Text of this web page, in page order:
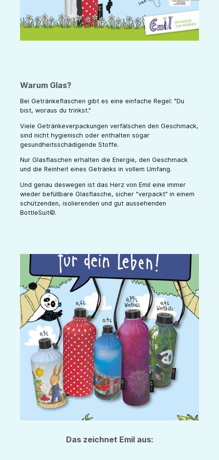
Warum Glas?
Bei Getränkeflaschen gibt es eine einfache Regel: "Du
bist, woraus du trinkst."
Viele Getränkeverpackungen verfälschen den Geschmack,
sind nicht hygienisch oder enthalten sogar
gesundheitsschädigende Stoffe.
Nur Glasflaschen erhalten die Energie, den Geschmack
und die Reinheit eines Getränks in vollem Umfang.
Und genau deswegen ist das Herz von Emil eine immer
wieder befüllbare Glasflasche, sicher "verpackt" in einem
schützenden, isolierenden und gut aussehenden
BottleSuit©.
Das zeichnet Emil aus: